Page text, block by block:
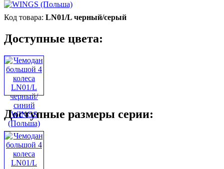
LN01/L черный/серый
Доступные цвета:
Доступные размеры серии: